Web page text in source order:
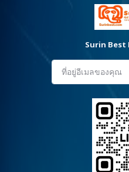
Surin